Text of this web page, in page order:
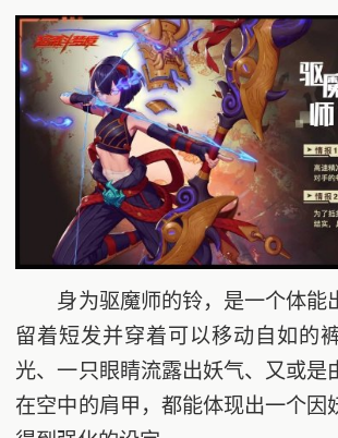
身为驱魔师的铃，是一个体能出
留着短发并穿着可以移动自如的
光、一只眼睛流露出妖气、又或是
在空中的肩甲，都能体现出一个因